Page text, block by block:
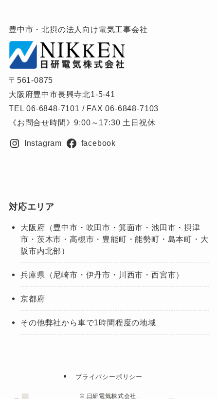
豊中市・北摂の法人向け電気工事会社
〒561-0875
大阪府豊中市長興寺北1-5-41
TEL 06-6848-7101 / FAX 06-6848-7103
《お問合せ時間》9:00～17:30 土日祝休
Instagram facebook
対応エリア
大阪府（豊中市・吹田市・箕面市・池田市・摂津
市・茨木市・高槻市・豊能町・能勢町・島本町・大
阪市内北部）
兵庫県（尼崎市・伊丹市・川西市・西宮市）
京都府
その他弊社から車で1時間程度の地域
プライバシーポリシー
© 日研電気株式会社.